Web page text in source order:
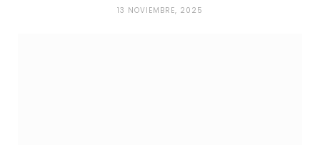
13 NOVIEMBRE, 2025